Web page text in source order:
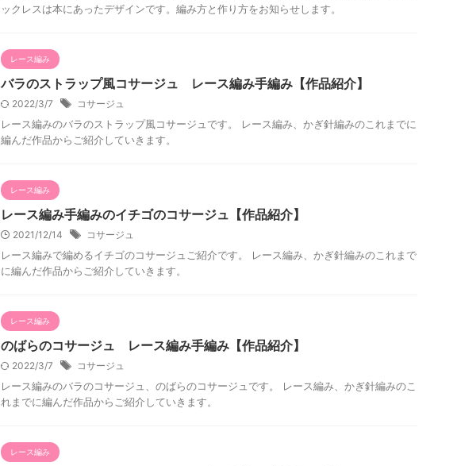
ックレスは本にあったデザインです。編み方と作り方をお知らせします。
レース編み
バラのストラップ風コサージュ レース編み手編み【作品紹介】
2022/3/7 コサージュ
レース編みのバラのストラップ風コサージュです。 レース編み、かぎ針編みのこれまでに
編んだ作品からご紹介していきます。
レース編み
レース編み手編みのイチゴのコサージュ【作品紹介】
2021/12/14 コサージュ
レース編みで編めるイチゴのコサージュご紹介です。 レース編み、かぎ針編みのこれまで
に編んだ作品からご紹介していきます。
レース編み
のばらのコサージュ レース編み手編み【作品紹介】
2022/3/7 コサージュ
レース編みのバラのコサージュ、のばらのコサージュです。 レース編み、かぎ針編みのこ
れまでに編んだ作品からご紹介していきます。
レース編み